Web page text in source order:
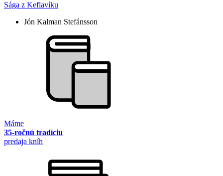
Sága z Keflavíku
Jón Kalman Stefánsson
Máme
35-ročnú tradíciu
predaja kníh